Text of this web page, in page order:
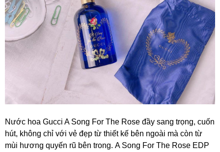
Nước hoa Gucci A Song For The Rose đầy sang trọng, cuốn
hút, không chỉ với vẻ đẹp từ thiết kế bên ngoài mà còn từ
mùi hương quyến rũ bên trong. A Song For The Rose EDP